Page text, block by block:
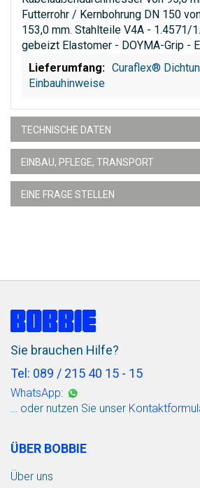
Futterrohr / Kernbohrung DN 150
153,0 mm. Stahlteile V4A - 1.4571/
gebeizt Elastomer - DOYMA-Grip -
Curaflex®
Einbauhinweise
TECHNISCHE DATEN
EINBAU, PFLEGE, TRANSPORT
EINE FRAGE STELLEN
Sie brauchen Hilfe?
Tel: 089 / 215 40 15 - 15
WhatsApp:
… oder nutzen Sie unser
ÜBER BOBBIE
Über uns